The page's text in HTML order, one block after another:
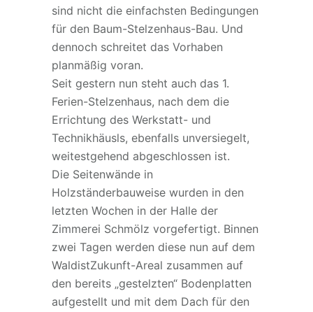
sind nicht die einfachsten Bedingungen
für den Baum-Stelzenhaus-Bau. Und
dennoch schreitet das Vorhaben
planmäßig voran.
Seit gestern nun steht auch das 1.
Ferien-Stelzenhaus, nach dem die
Errichtung des Werkstatt- und
Technikhäusls, ebenfalls unversiegelt,
weitestgehend abgeschlossen ist.
Die Seitenwände in
Holzständerbauweise wurden in den
letzten Wochen in der Halle der
Zimmerei Schmölz vorgefertigt. Binnen
zwei Tagen werden diese nun auf dem
WaldistZukunft-Areal zusammen auf
den bereits „gestelzten“ Bodenplatten
aufgestellt und mit dem Dach für den